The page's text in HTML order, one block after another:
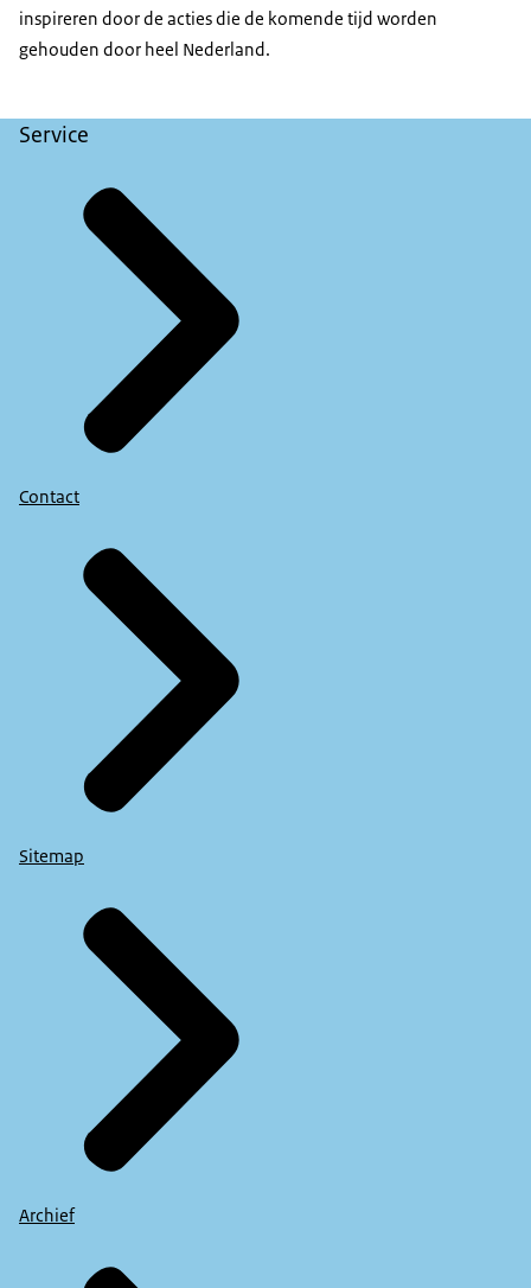
inspireren door de acties die de komende tijd worden
gehouden door heel Nederland.
Service
Contact
Sitemap
Archief